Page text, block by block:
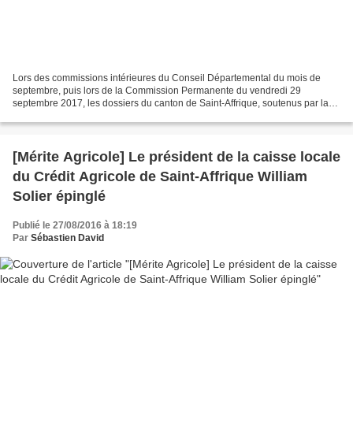
Lors des commissions intérieures du Conseil Départemental du mois de
septembre, puis lors de la Commission Permanente du vendredi 29
septembre 2017, les dossiers du canton de Saint-Affrique, soutenus par la
[Mérite Agricole] Le président de la caisse locale
du Crédit Agricole de Saint-Affrique William
Solier épinglé
Publié le 27/08/2016 à 18:19
Par Sébastien David